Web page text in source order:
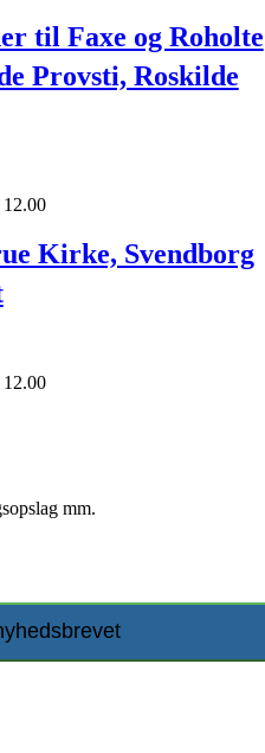
til Faxe og Roholte
Provsti, Roskilde
Kirke, Svendborg
mm.